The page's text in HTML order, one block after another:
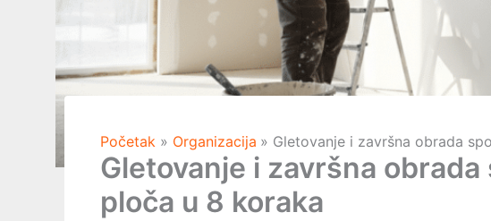
Početak Organizacija Gletovanje i završna obrada
Gletovanje i završna
ploča u 8 koraka